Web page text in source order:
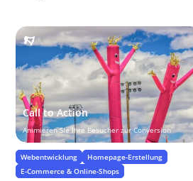
Call to Action
Animieren SIe Ihre Besucher zur Conversion
Webentwicklung
Homepage-Erstellung
E-Commerce & Online-Shops